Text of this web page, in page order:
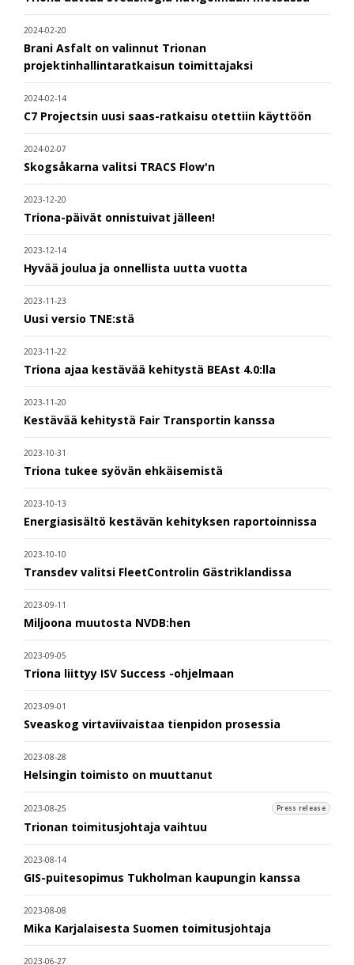
2024-02-20
Brani Asfalt on valinnut Trionan
projektinhallintaratkaisun toimittajaksi
2024-02-14
C7 Projectsin uusi saas-ratkaisu otettiin käyttöön
2024-02-07
Skogsåkarna valitsi TRACS Flow'n
2023-12-20
Triona-päivät onnistuivat jälleen!
2023-12-14
Hyvää joulua ja onnellista uutta vuotta
2023-11-23
Uusi versio TNE:stä
2023-11-22
Triona ajaa kestävää kehitystä BEAst 4.0:lla
2023-11-20
Kestävää kehitystä Fair Transportin kanssa
2023-10-31
Triona tukee syövän ehkäisemistä
2023-10-13
Energiasisältö kestävän kehityksen raportoinnissa
2023-10-10
Transdev valitsi FleetControlin Gästriklandissa
2023-09-11
Miljoona muutosta NVDB:hen
2023-09-05
Triona liittyy ISV Success -ohjelmaan
2023-09-01
Sveaskog virtaviivaistaa tienpidon prosessia
2023-08-28
Helsingin toimisto on muuttanut
2023-08-25 Press release
Trionan toimitusjohtaja vaihtuu
2023-08-14
GIS-puitesopimus Tukholman kaupungin kanssa
2023-08-08
Mika Karjalaisesta Suomen toimitusjohtaja
2023-06-27